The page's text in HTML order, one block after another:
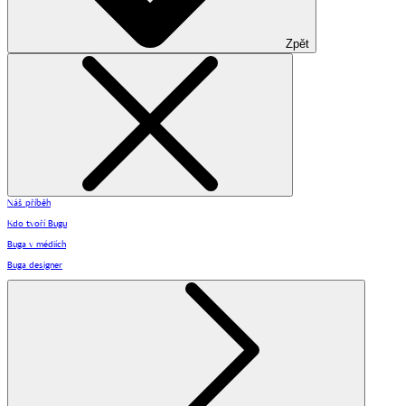
Zpět
Náš příběh
Kdo tvoří Bugu
Buga v médiích
Buga designer